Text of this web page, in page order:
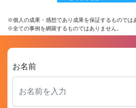
※個人の成果・感想であり成果を保証するものでは
※全ての事例を網羅するものではありません。
お名前